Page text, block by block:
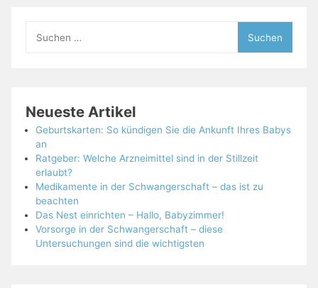
nach:
Neueste Artikel
Geburtskarten: So kündigen Sie die Ankunft Ihres Babys
an
Ratgeber: Welche Arzneimittel sind in der Stillzeit
erlaubt?
Medikamente in der Schwangerschaft – das ist zu
beachten
Das Nest einrichten – Hallo, Babyzimmer!
Vorsorge in der Schwangerschaft – diese
Untersuchungen sind die wichtigsten